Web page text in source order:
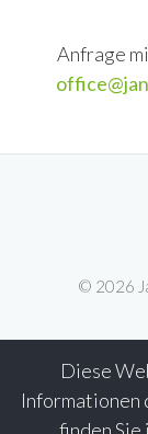
Diese
Informationen
Anfrage
© 2026